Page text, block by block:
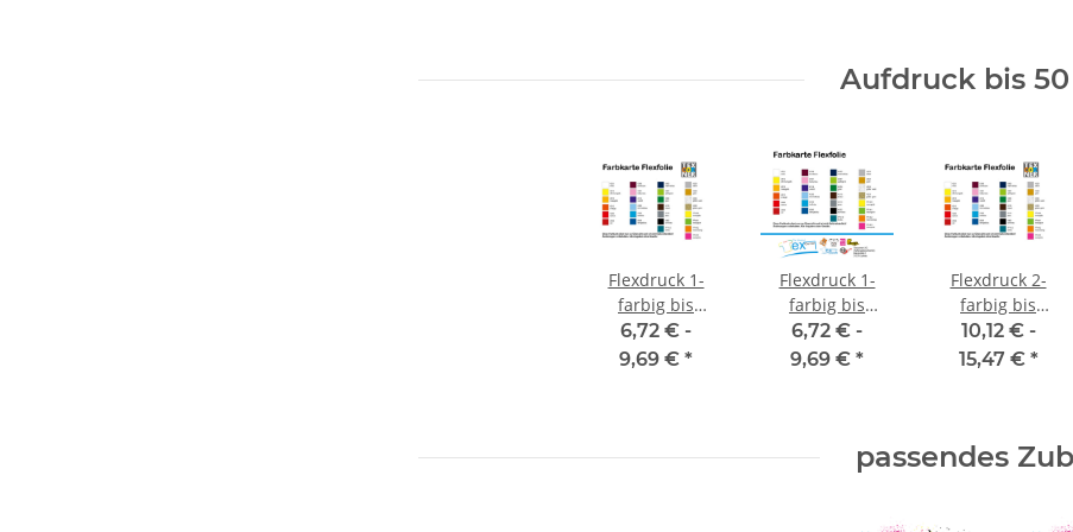
Aufdruck bis
Flexdruck 1-
farbig bis
120x120 mm
6,72 € -
9,69 € *
Flexdruck 1-
farbig bis
280x100 mm
Einzeiliger
6,72 € -
9,69 € *
Flexdruck 2-
farbig bis
120x120 mm
10,12 € -
15,47 € *
passendes